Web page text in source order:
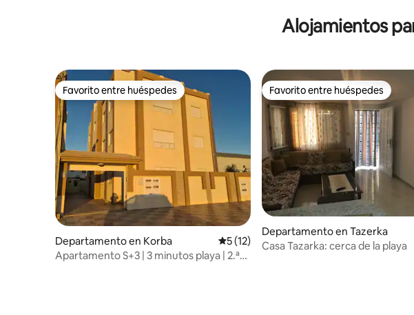
Alojamientos
Favorito entre huéspedes
Favorito entre huéspedes
Departamento en Korba Calificación promedio: 5 de 5; 12
5 (12)
Apartamento S+3 | 3 minutos playa | 2.ª
Favorito entre huéspedes
Favorito entre huéspedes
Departamento en Tazerka
Casa Tazarka: cerca de la playa